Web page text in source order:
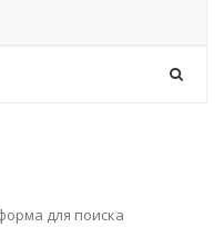
для поиска